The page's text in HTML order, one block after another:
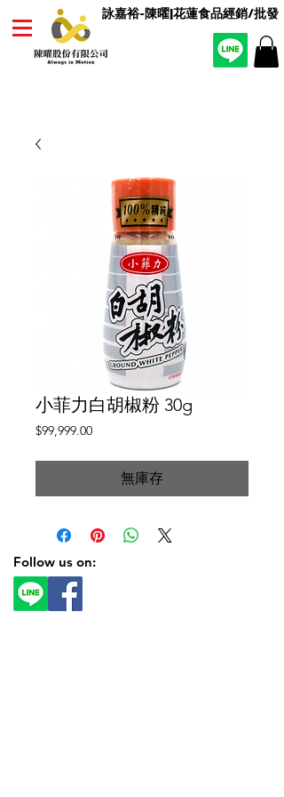
詠嘉裕-陳曜|花蓮食品經銷/批發
小菲力白胡椒粉 30g
$99,999.00價
無庫存
Follow us on: